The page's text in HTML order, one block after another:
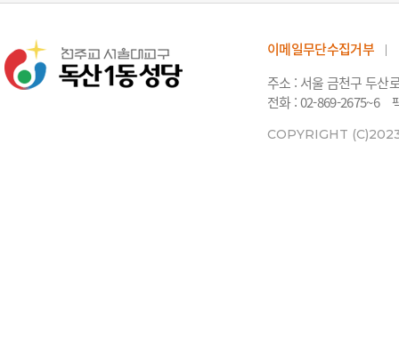
이메일무단수집거부
주소 : 서울 금천구 두산
전화 : 02-869-2675~6
COPYRIGHT